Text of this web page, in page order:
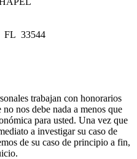
FL 33544
trabajan con honorarios
nos debe nada a menos que
para usted. Una vez que
a investigar su caso de
de su caso de principio a fin,